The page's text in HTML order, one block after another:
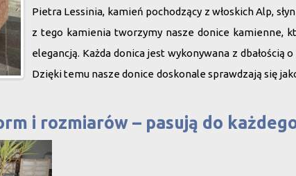
Pietra Lessinia, kamień pochodzący z włoskich Alp,
z tego kamienia tworzymy nasze donice kamienne,
elegancją. Każda donica jest wykonywana z dbałością
Dzięki temu nasze donice doskonale sprawdzają się
i rozmiarów – pasują do